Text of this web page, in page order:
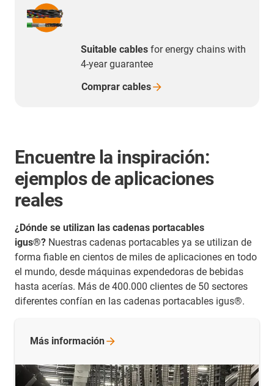
Suitable cables for energy chains with
4-year guarantee
Comprar cables
Encuentre la inspiración:
ejemplos de aplicaciones
reales
¿Dónde se utilizan las cadenas portacables
igus®? Nuestras cadenas portacables ya se utilizan de
forma fiable en cientos de miles de aplicaciones en todo
el mundo, desde máquinas expendedoras de bebidas
hasta acerías. Más de 400.000 clientes de 50 sectores
diferentes confían en las cadenas portacables igus®.
Más información